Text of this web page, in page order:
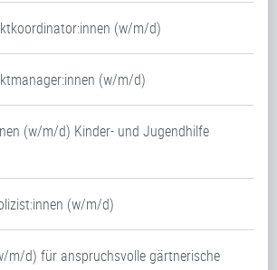
(w/m/d)
(w/m/d)
(w/m/d) Kinder- und Jugendhilfe
(w/m/d)
m/d) für anspruchsvolle gärtnerische